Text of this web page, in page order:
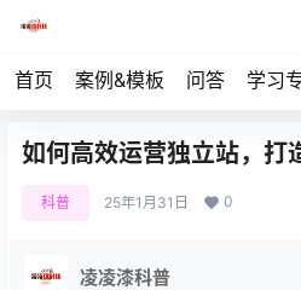
首页 案例&模板 问答 学习
如何高效运营独立站，打
科普 25年1月31日 0
凌凌漆科普